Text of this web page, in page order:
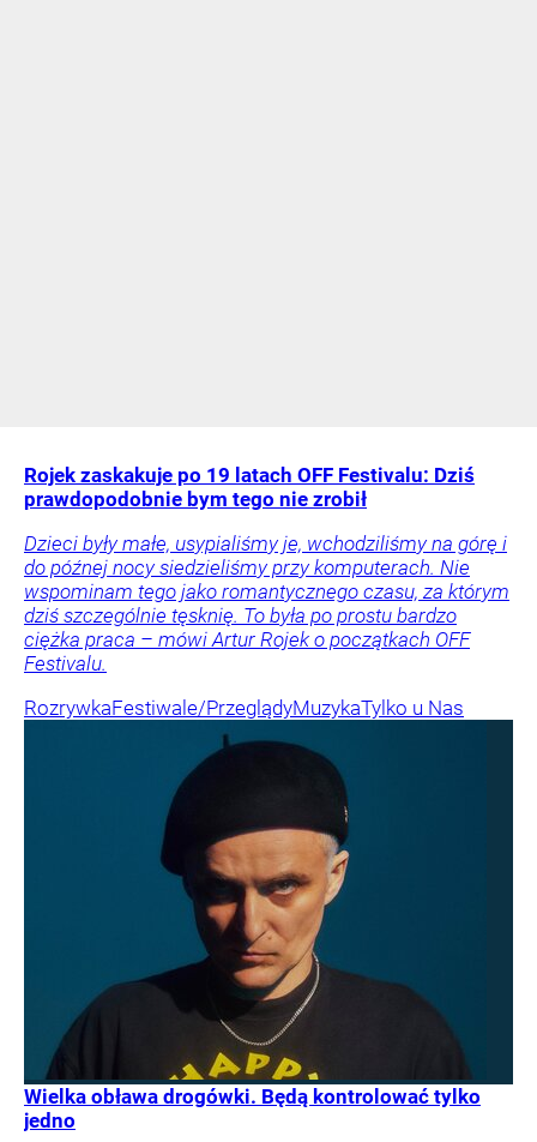
Rojek zaskakuje po 19 latach OFF Festivalu: Dziś
prawdopodobnie bym tego nie zrobił
Dzieci były małe, usypialiśmy je, wchodziliśmy na górę i
do późnej nocy siedzieliśmy przy komputerach. Nie
wspominam tego jako romantycznego czasu, za którym
dziś szczególnie tęsknię. To była po prostu bardzo
ciężka praca – mówi Artur Rojek o początkach OFF
Festivalu.
RozrywkaFestiwale/PrzeglądyMuzykaTylko u Nas
Wielka obława drogówki. Będą kontrolować tylko
jedno